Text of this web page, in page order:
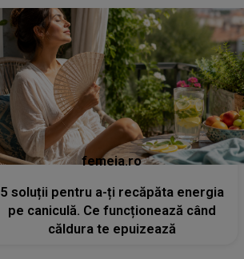
femeia.ro
5 soluții pentru a-ți recăpăta energia
pe caniculă. Ce funcționează când
căldura te epuizează